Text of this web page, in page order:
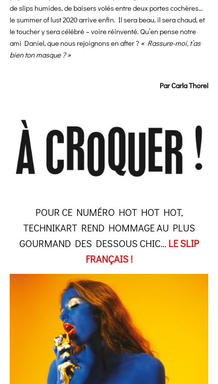
de slips humides, de baisers volés entre deux portes cochères…
le summer of lust 2020 arrive enfin. Il sera beau, il sera chaud, et
le toucher y sera célébré – voire réinventé. Qu’en pense notre
ami Daniel, que nous rejoignons en after ? « Rassure-moi, t’as
bien ton masque ? »
Par Carla Thorel
POUR CE NUMÉRO HOT HOT HOT,
TECHNIKART REND HOMMAGE AU PLUS
GOURMAND DES DESSOUS CHIC… LE SLIP
FRANÇAIS !